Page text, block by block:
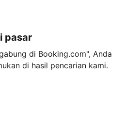
pasar
di Booking.com", Anda
di hasil pencarian kami.